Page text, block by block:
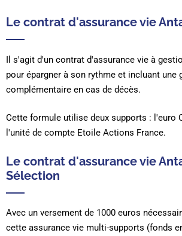
Le contrat d'assurance vie
Il s'agit d'un contrat d'assurance vie à
pour épargner à son rythme et incluant une
complémentaire en cas de décès.
Cette formule utilise deux supports : l'euro
l'unité de compte Etoile Actions France.
Le contrat d'assurance vie
Sélection
Avec un versement de 1000 euros
cette assurance vie multi-supports (fonds